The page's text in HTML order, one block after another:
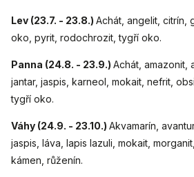
Lev (23.7. - 23.8.) Achát, angelit, citrín,
oko, pyrit, rodochrozit, tygří oko.
Panna (24.8. - 23.9.) Achát, amazonit,
jantar, jaspis, karneol, mokait, nefrit,
tygří oko.
Váhy (24.9. - 23.10.) Akvamarín,
jaspis, láva, lapis lazuli, mokait,
kámen, růženín.